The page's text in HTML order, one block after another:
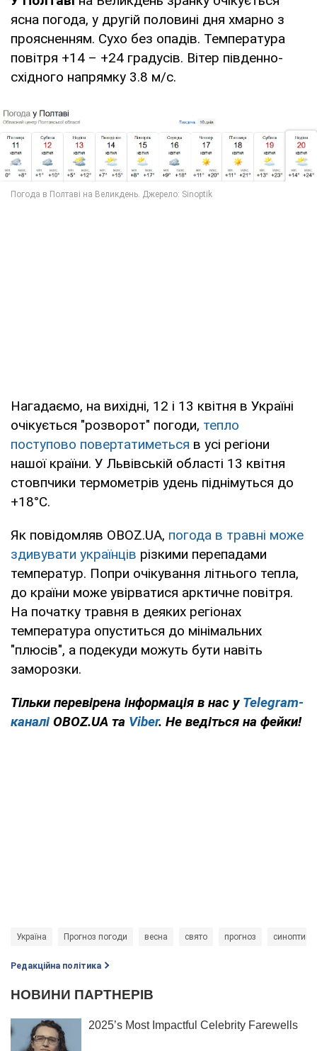
ясна погода, у другій половині дня хмарно з
проясненням. Сухо без опадів. Температура
повітря +14 – +24 градусів. Вітер південно-
східного напрямку 3.8 м/с.
Нагадаємо, на вихідні, 12 і 13 квітня в Україні
очікується "розворот" погоди, тепло
поступово повертатиметься в усі регіони
нашої країни. У Львівській області 13 квітня
стовпчики термометрів удень піднімуться до
+18°C.
Як повідомляв OBOZ.UA, погода в травні може
здивувати українців різкими перепадами
температур. Попри очікування літнього тепла,
до країни може увірватися арктичне повітря.
На початку травня в деяких регіонах
температура опуститься до мінімальних
"плюсів", а подекуди можуть бути навіть
заморозки.
Тільки перевірена інформація в нас у Telegram-
каналі OBOZ.UA та Viber. Не ведіться на фейки!
Україна Прогноз погоди весна свято прогноз синоптик
Редакційна політика